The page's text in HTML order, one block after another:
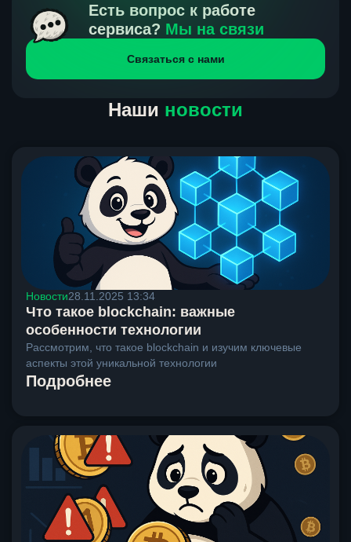
получения нами средств от тебя, а на другой части
направлений курс, указанный на сайте, является
окончательным. Если сомневаешься, напиши в онлайн-
чат на сайте, мы поможем разобраться.
Есть вопрос к работе
сервиса? Мы на связи
Связаться с нами
Наши новости
Новости28.11.2025 13:34
Что такое blockchain: важные
особенности технологии
Рассмотрим, что такое blockchain и изучим ключевые
аспекты этой уникальной технологии
Подробнее